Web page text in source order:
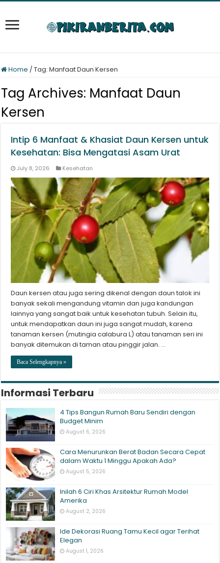
Home /Tag:Manfaat Daun Kersen
Tag Archives: Manfaat Daun
Kersen
Intip 6 Manfaat & Khasiat Daun Kersen untuk
Kesehatan: Bisa Mengatasi Asam Urat
July 8, 2026 Kesehatan
Daun kersen atau juga sering dikenal dengan daun talok ini
banyak sekali mengandung vitamin dan juga kandungan
lainnya yang sangat baik untuk kesehatan tubuh. Selain itu,
untuk mendapatkan daun ini juga sangat mudah, karena
tanaman kersen (mutingia calabura L) atau tanaman seri ini
banyak ditemukan di taman atau pinggir jalan. …
Baca Selengkapnya »
Informasi Terbaru
4 Tips Bangun Rumah Baru Sendiri dengan
Budget Minim
August 6, 2026
Cara Menurunkan Berat Badan Secara Cepat
dalam Waktu 1 Minggu Apakah Ada?
August 5, 2026
Inilah 6 Ciri Khas Arsitektur Rumah Model
Amerika
August 2, 2026
Ide Dekorasi Ruang Tamu Kecil agar Terihat
Elegan
August 1, 2026